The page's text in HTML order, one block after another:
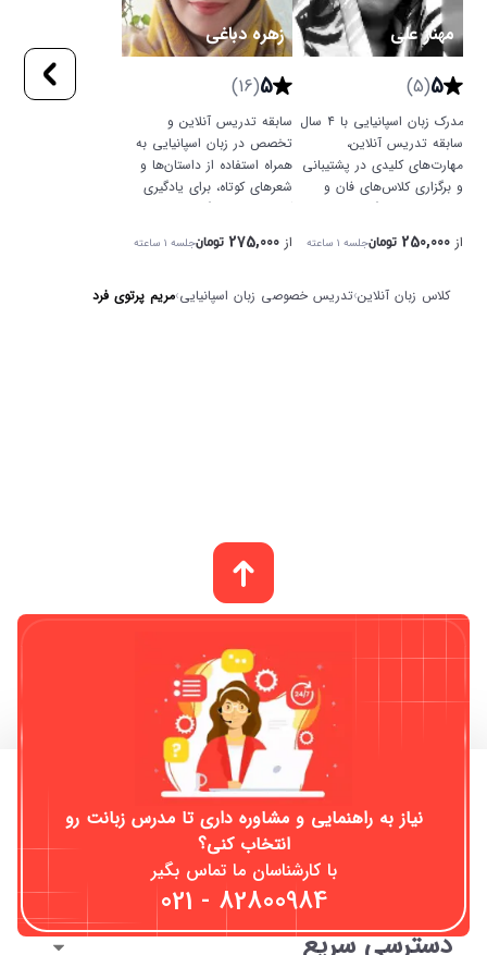
مهناز علی
5
(5)
مدرک زبان اسپانیایی با ۴ سال
سابقه تدریس آنلاین،
مهارت‌های کلیدی در پشتیبانی
و برگزاری کلاس‌های فان و
تعاملی، برای بزرگسالان و
نوجوانان با خروجی موثر.
از250,000 تومانجلسه ۱ ساعته
زهره دباغی
5
(16)
سابقه تدریس آنلاین و
تخصص در زبان اسپانیایی به
همراه استفاده از داستان‌ها و
شعرهای کوتاه، برای یادگیری
آسان و جذاب گروه‌های سنی
مختلف مفید خواهد بود.
از275,000 تومانجلسه ۱ ساعته
کلاس زبان آنلاین›تدریس خصوصی زبان اسپانیایی›مریم پرتوی فرد
نیاز به راهنمایی و مشاوره داری تا مدرس زبانت رو
انتخاب کنی؟
با کارشناسان ما تماس بگیر
021 - 82800984
برای زبان آموز
برای مدرس
راهنمای سایت